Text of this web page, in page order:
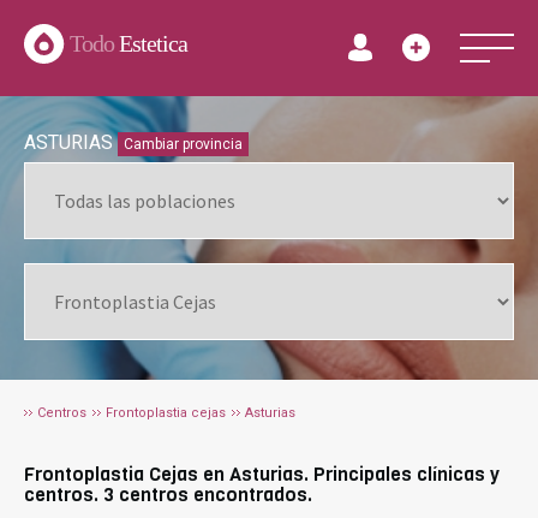
TodoEstetica
ASTURIAS Cambiar provincia
Centros Frontoplastia cejas Asturias
Frontoplastia Cejas en Asturias. Principales clínicas y
centros. 3 centros encontrados.